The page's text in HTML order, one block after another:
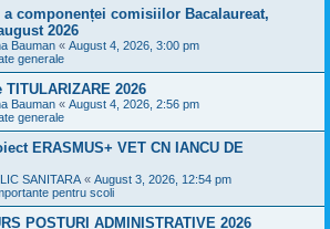
a componenței comisiilor Bacalaureat,
2026
Bauman « August 4, 2026, 3:00 pm
generale
2026
Bauman « August 4, 2026, 2:56 pm
generale
ERASMUS+ VET CN IANCU DE
SANITARA « August 3, 2026, 12:54 pm
pentru scoli
POSTURI ADMINISTRATIVE 2026